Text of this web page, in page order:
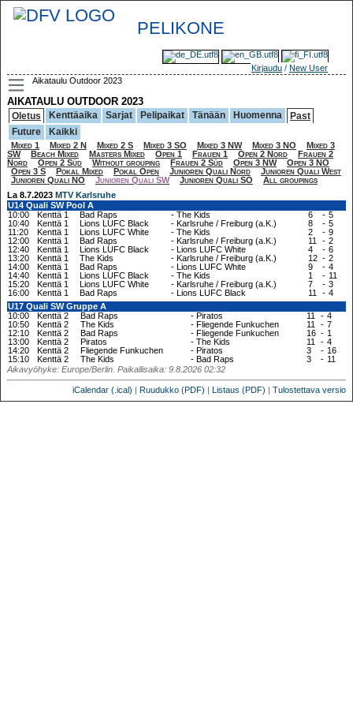
PELIKONE
Kirjaudu / New User
Aikataulu Outdoor 2023
AIKATAULU OUTDOOR 2023
Oletus Kenttäaika Sarjat Pelipaikat Tänään Huomenna
Past
Future
Kaikki
Mixed 1 Mixed 2 N Mixed 2 S Mixed 3 SO Mixed 3 NW Mixed 3 NO
Mixed 3
SW
Beach Mixed Masters Mixed Open 1 Frauen 1 Open 2 Nord
Frauen 2
Nord
Open 2 Süd Without grouping Frauen 2 Süd Open 3 NW
Open 3 NO
Open 3 S
Pokal Mixed Pokal Open Junioren Quali Nord
Junioren Quali West
Junioren Quali NO
Junioren Quali SW Junioren Quali SO
All groupings
La 8.7.2023 MTV Karlsruhe
U14 Quali SW Pool A
10:00
Kenttä 1 Bad Raps - The Kids 6 - 5
10:40
Kenttä 1 Lions LUFC Black - Karlsruhe / Freiburg (a.K.) 8 - 5
11:20
Kenttä 1 Lions LUFC White - The Kids 2 - 9
12:00
Kenttä 1 Bad Raps - Karlsruhe / Freiburg (a.K.) 11 - 2
12:40
Kenttä 1 Lions LUFC Black - Lions LUFC White 4 - 6
13:20
Kenttä 1 The Kids - Karlsruhe / Freiburg (a.K.) 12 - 2
14:00
Kenttä 1 Bad Raps - Lions LUFC White 9 - 4
14:40
Kenttä 1 Lions LUFC Black - The Kids 1 - 11
15:20
Kenttä 1 Lions LUFC White - Karlsruhe / Freiburg (a.K.) 7 - 3
16:00
Kenttä 1 Bad Raps - Lions LUFC Black 11 - 4
U17 Quali SW Gruppe A
10:00
Kenttä 2 Bad Raps - Piratos 11 - 4
10:50
Kenttä 2 The Kids - Fliegende Funkuchen 11 - 7
12:10
Kenttä 2 Bad Raps - Fliegende Funkuchen 16 - 1
13:00
Kenttä 2 Piratos - The Kids 11 - 4
14:20
Kenttä 2 Fliegende Funkuchen - Piratos 3 - 16
15:10
Kenttä 2 The Kids - Bad Raps 3 - 11
Aikavyöhyke: Europe/Berlin. Paikallisaika: 9.8.2026 02:32
iCalendar (.ical) | Ruudukko (PDF) | Listaus (PDF) | Tulostettava versio